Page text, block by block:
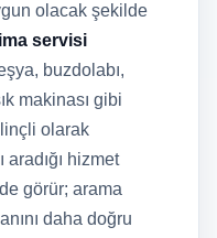
olacak şekilde
servisi
buzdolabı,
makinası gibi
olarak
aradığı hizmet
görür; arama
daha doğru